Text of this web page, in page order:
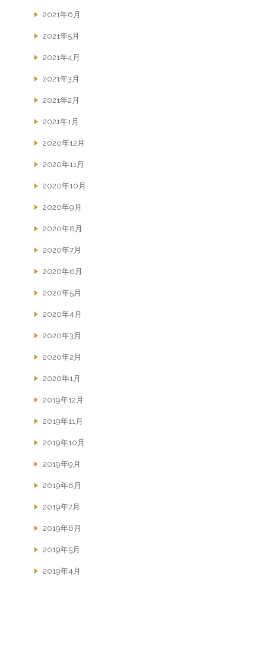
2021年6月
2021年5月
2021年4月
2021年3月
2021年2月
2021年1月
2020年12月
2020年11月
2020年10月
2020年9月
2020年8月
2020年7月
2020年6月
2020年5月
2020年4月
2020年3月
2020年2月
2020年1月
2019年12月
2019年11月
2019年10月
2019年9月
2019年8月
2019年7月
2019年6月
2019年5月
2019年4月